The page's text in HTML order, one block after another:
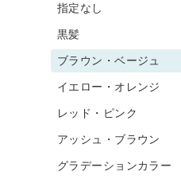
指定なし
黒髪
ブラウン・ベージュ
イエロー・オレンジ
レッド・ピンク
アッシュ・ブラウン
グラデーションカラー